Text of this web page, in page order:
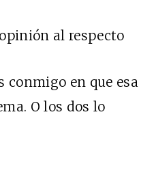
al respecto
conmigo en que esa
O los dos lo